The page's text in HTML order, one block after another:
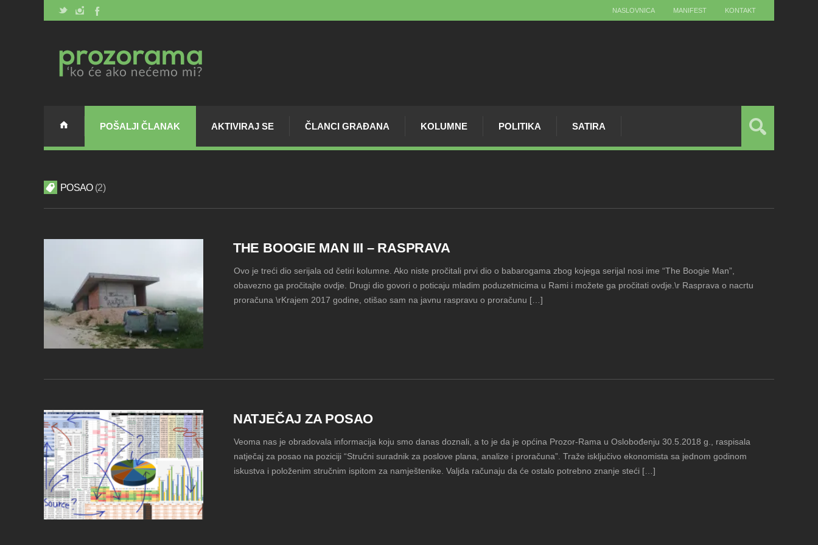
NASLOVNICA MANIFEST KONTAKT
POŠALJI ČLANAK AKTIVIRAJ SE ČLANCI GRAĐANA KOLUMNE POLITIKA SATIRA
POSAO 2
THE BOOGIE MAN III – RASPRAVA
Ovo je treći dio serijala od četiri kolumne. Ako niste pročitali prvi dio o babarogama zbog kojega serijal nosi ime “The Boogie Man”,
obavezno ga pročitajte ovdje. Drugi dio govori o poticaju mladim poduzetnicima u Rami i možete ga pročitati ovdje.\r Rasprava o nacrtu
proračuna \rKrajem 2017 godine, otišao sam na javnu raspravu o proračunu […]
NATJEČAJ ZA POSAO
Veoma nas je obradovala informacija koju smo danas doznali, a to je da je općina Prozor-Rama u Oslobođenju 30.5.2018 g., raspisala
natječaj za posao na poziciji “Stručni suradnik za poslove plana, analize i proračuna”. Traže isključivo ekonomista sa jednom godinom
iskustva i položenim stručnim ispitom za namještenike. Valjda računaju da će ostalo potrebno znanje steći […]